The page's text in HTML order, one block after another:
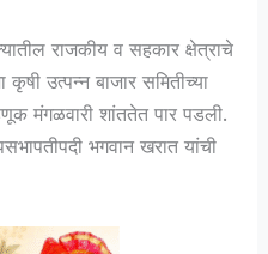
राजकीय व सहकार क्षेत्राचे
उत्पन्न बाजार समितीच्या
मंगळवारी शांततेत पार पडली.
भगवान खरात यांची